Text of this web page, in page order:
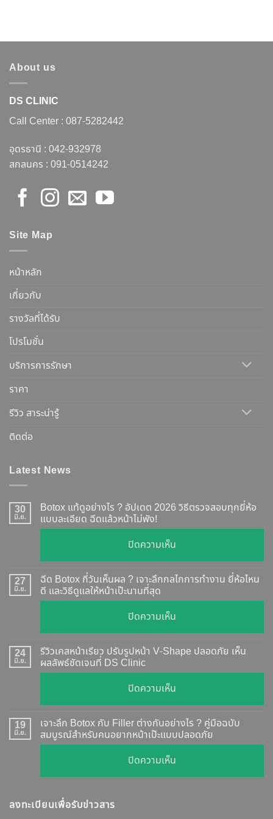
About us
DS CLINIC
Call Center : 087-5282442
อุดรธานี : 042-932978
สกลนคร : 091-0514242
Site Map
หน้าหลัก
เกี่ยวกับ
รางวัลที่ได้รับ
โปรโมชั่น
บริการการรักษา
ราคา
รีวิว สาระน่ารู้
ติดต่อ
Latest News
30
มิ.ย.
Botox แท้ดูอย่างไร ? อัปเดต 2026 วิธีตรวจสอบทุกยี่ห้อ
แบบละเอียด ฉีดแล้วหน้าไม่พัง!
ปิดความเห็น
Botox
แท้
อย่างไร
อัปเดต
2026
ยี่ห้อ
แบบ
27
มิ.ย.
ฉีด Botox กี่วันเห็นผล ? เจาะลึกกลไกการทำงาน ยี่ห้อไหน
ดี และวิธีดูแลให้หน้าเป๊ะนานที่สุด
ปิดความเห็น
ฉีด
Botox
วัน
ผล
?
เจาะ
24
มิ.ย.
รีวิวเคสหน้าเรียว ปรับรูปหน้า V-Shape ปลอดภัย เห็น
ผลลัพธ์ชัดเจนที่ DS Clinic
ปิดความเห็น
รีวิว
เคส
หน้า
เรียว
รูป
19
มิ.ย.
เจาะลึก Botox กับ Filler ต่างกันอย่างไร ? คู่มือฉบับ
สมบูรณ์สำหรับคนอยากหน้าเป๊ะแบบปลอดภัย
ปิดความเห็น
เจาะ
ลงทะเบียนเพื่อรับข่าวสาร